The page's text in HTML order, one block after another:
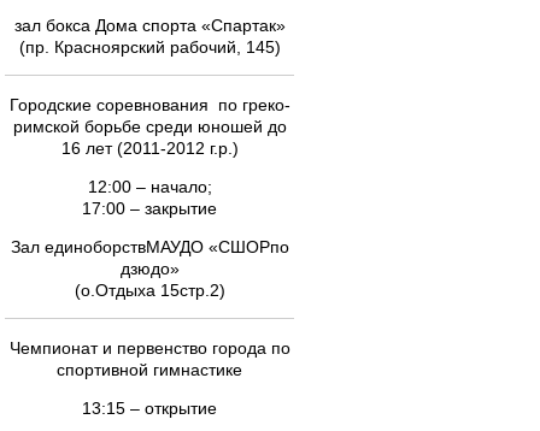
зал бокса Дома спорта «Спартак»
(пр. Красноярский рабочий, 145)
Городские соревнования по греко-
римской борьбе среди юношей до
16 лет (2011-2012 г.р.)
12:00 – начало;
17:00 – закрытие
Зал единоборствМАУДО «СШОРпо
дзюдо»
(о.Отдыха 15стр.2)
Чемпионат и первенство города по
спортивной гимнастике
13:15 – открытие